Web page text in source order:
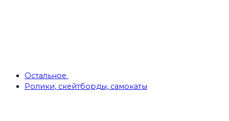
Остальное
Ролики, скейтборды, самокаты